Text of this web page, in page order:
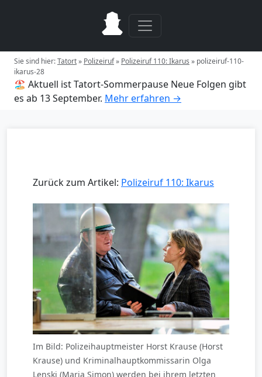
Sie sind hier:Tatort» Polizeiruf» Polizeiruf 110: Ikarus » polizeiruf-110-
ikarus-28
🏖️ Aktuell ist Tatort-Sommerpause Neue Folgen gibt
es ab 13 September. Mehr erfahren →
Zurück zum Artikel: Polizeiruf 110: Ikarus
Im Bild: Polizeihauptmeister Horst Krause (Horst
Krause) und Kriminalhauptkommissarin Olga
Lenski (Maria Simon) werden bei ihrem letzten